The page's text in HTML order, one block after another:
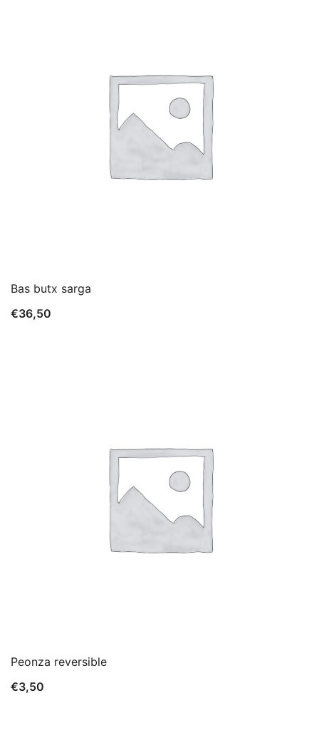
Bas butx sarga
€36,50
Peonza reversible
€3,50